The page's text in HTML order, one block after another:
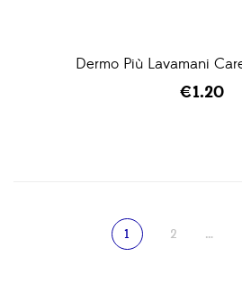
Dermo Più Lavamani
€1.20
1 2 …